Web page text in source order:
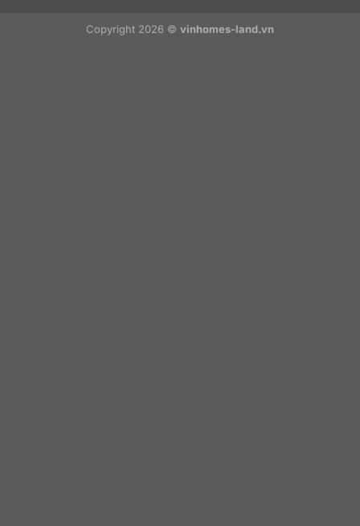
Copyright 2026 © vinhomes-land.vn